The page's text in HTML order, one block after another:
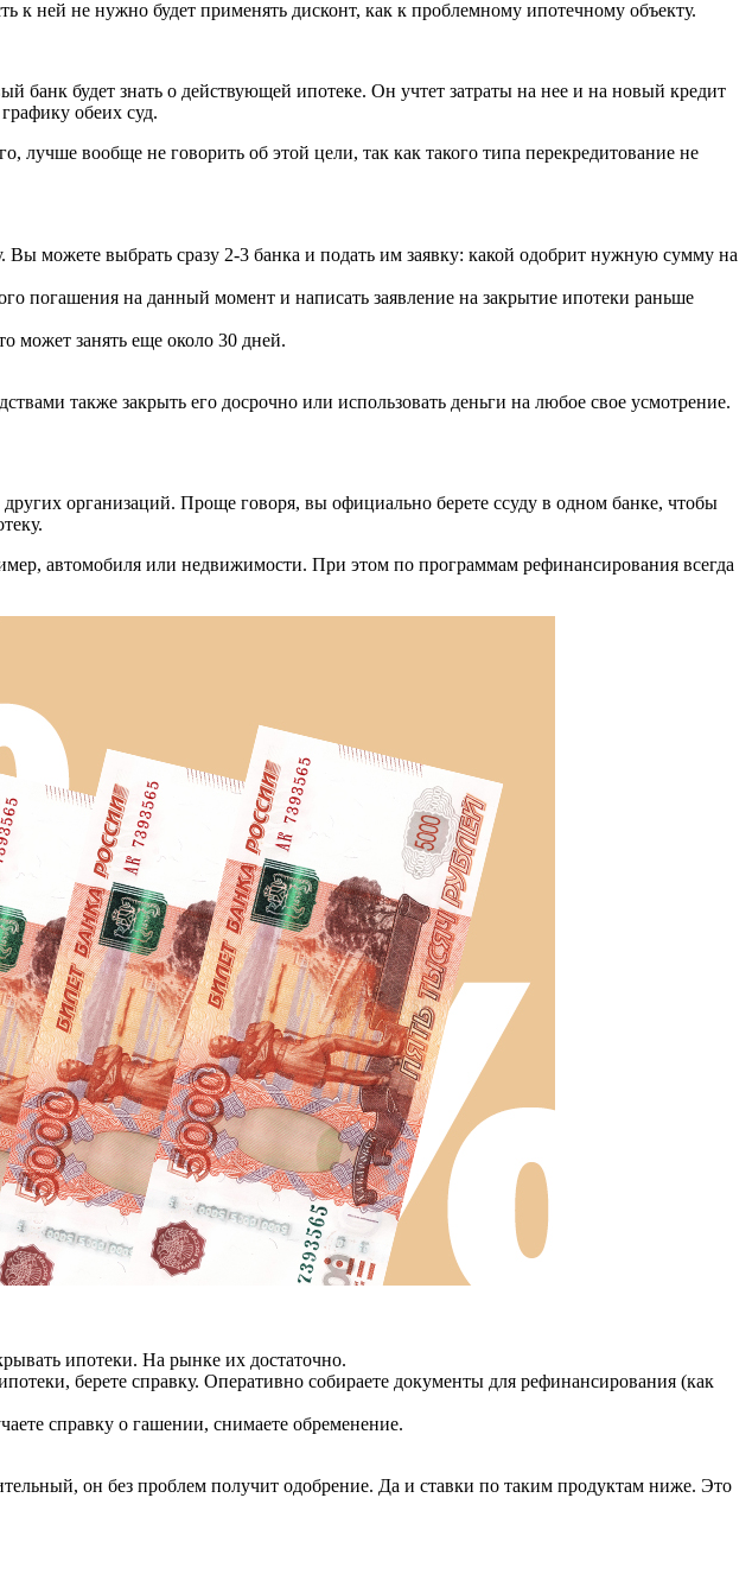
к ней не нужно будет применять дисконт, как к проблемному ипотечному объекту.
банк будет знать о действующей ипотеке. Он учтет затраты на нее и на новый кредит
обеих суд.
лучше вообще не говорить об этой цели, так как такого типа перекредитование не
можете выбрать сразу 2-3 банка и подать им заявку: какой одобрит нужную сумму на
погашения на данный момент и написать заявление на закрытие ипотеки раньше
может занять еще около 30 дней.
также закрыть его досрочно или использовать деньги на любое свое усмотрение.
организаций. Проще говоря, вы официально берете ссуду в одном банке, чтобы
автомобиля или недвижимости. При этом по программам рефинансирования всегда
ипотеки. На рынке их достаточно.
берете справку. Оперативно собираете документы для рефинансирования (как
справку о гашении, снимаете обременение.
он без проблем получит одобрение. Да и ставки по таким продуктам ниже. Это